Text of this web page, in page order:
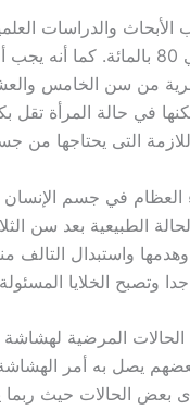
الأبحاث والدراسات
النساء وتبلغ نسبتهم حوالي
من سن الخامس
في حالة المرأة تقل
التى يحتاجها من
العظام في جسم الإنسان
الطبيعية بعد سن
وهدمها واستبدال التالف
وتصبح الخلايا
المرضية
يصل به أمر
بعض الحالات حيث